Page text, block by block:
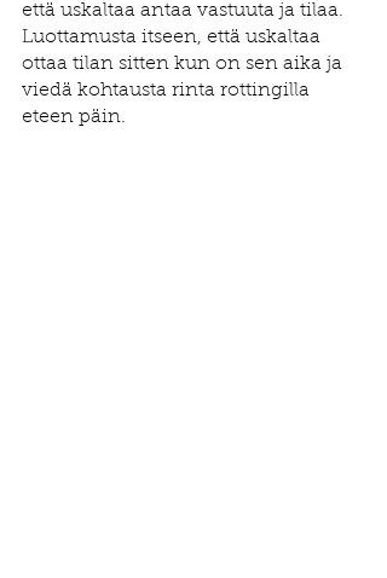
että uskaltaa antaa vastuuta ja tilaa.
Luottamusta itseen, että uskaltaa
ottaa tilan sitten kun on sen aika ja
viedä kohtausta rinta rottingilla
eteen päin.